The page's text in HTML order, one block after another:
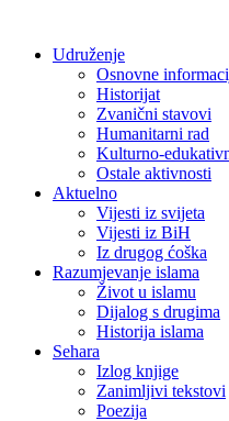
Udruženje
Osnovne
Historijat
Zvanični stavovi
Humanitarni rad
Kulturno-
Ostale aktivnosti
Aktuelno
Vijesti iz svijeta
Vijesti iz BiH
Iz drugog ćoška
Razumjevanje islama
Život u islamu
Dijalog s drugima
Historija islama
Sehara
Izlog knjige
Zanimljivi tekstovi
Poezija